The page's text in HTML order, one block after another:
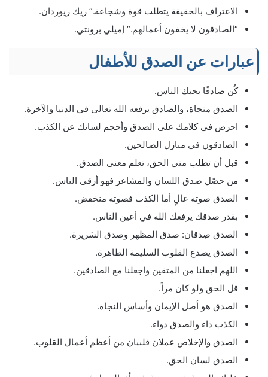
الاعتراف بالحقيقة يتطلب قوة وشجاعة.” ريك ريوردان.
“الصادقون لا يخفون أعمالهم.” إميلي برونتي.
عبارات عن الصدق للأطفال
كُن صادقًا يحبك الناس.
الصدق منجاة، والصادق يرفعه الله تعالى في الدنيا والآخرة.
احرص في كلامك على الصدق وأحجم لسانك عن الكذب.
الصادقون في منازل الصالحين.
قبل أن تطلب مني الحق، تعلم معنى الصدق.
من حصّل صدق اللسان والمشاعر فهو أرقى الناس.
الصدق صوته عالٍ أما الكذب فصوته منخفض.
بقدر صدقك يرفعك الله في أعين الناس.
الصدق صِدقان: صدق المظهر وصدق السَريرة.
الصدق يصدع القلوب السليمة الطاهرة.
اللهم اجعلنا من المتقين واجعلنا مع الصادقين.
قل الحق ولو كان مراً.
الصدق هو أصل الإيمان وأساس النجاة.
الكذب داء والصدق دواء.
الصدق والإخلاص عملان قلبيان من أعظم أعمال القلوب.
الصدق لسان الحق.